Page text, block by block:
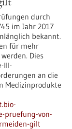
durch
im Jahr 2017
bekannt.
für mehr
Dies
III-
an die
Medizinprodukte
pruefung-von-
gilt